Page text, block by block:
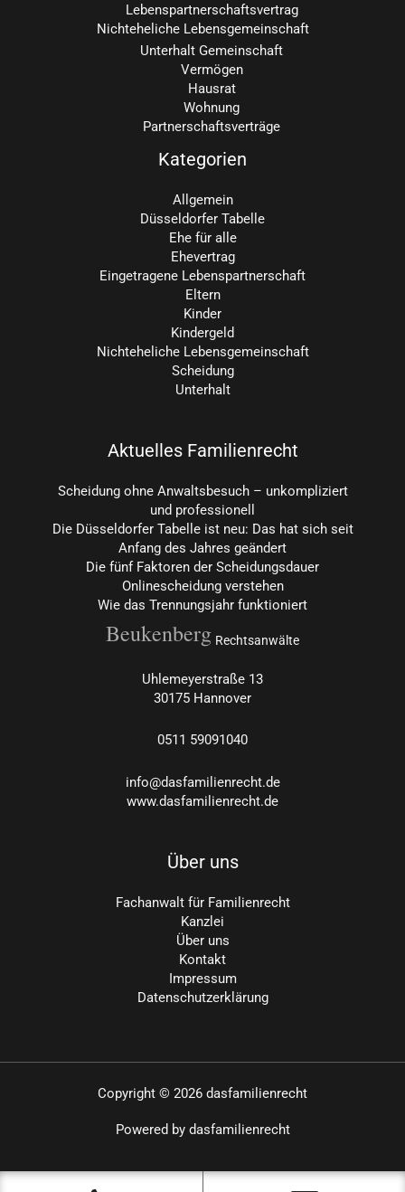
Lebenspartnerschaftsvertrag
Nichteheliche Lebensgemeinschaft
Unterhalt Gemeinschaft
Vermögen
Hausrat
Wohnung
Partnerschaftsverträge
Kategorien
Allgemein
Düsseldorfer Tabelle
Ehe für alle
Ehevertrag
Eingetragene Lebenspartnerschaft
Eltern
Kinder
Kindergeld
Nichteheliche Lebensgemeinschaft
Scheidung
Unterhalt
Aktuelles Familienrecht
Scheidung ohne Anwaltsbesuch – unkompliziert
und professionell
Die Düsseldorfer Tabelle ist neu: Das hat sich seit
Anfang des Jahres geändert
Die fünf Faktoren der Scheidungsdauer
Onlinescheidung verstehen
Wie das Trennungsjahr funktioniert
Beukenberg Rechtsanwälte
Uhlemeyerstraße 13
30175 Hannover
0511 59091040
info@dasfamilienrecht.de
www.dasfamilienrecht.de
Über uns
Fachanwalt für Familienrecht
Kanzlei
Über uns
Kontakt
Impressum
Datenschutzerklärung
Copyright © 2026 dasfamilienrecht
Powered by dasfamilienrecht